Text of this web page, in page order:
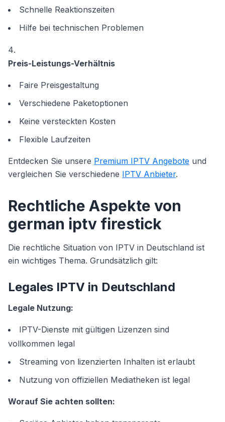
Schnelle Reaktionszeiten
Hilfe bei technischen Problemen
Preis-Leistungs-Verhältnis
Faire Preisgestaltung
Verschiedene Paketoptionen
Keine versteckten Kosten
Flexible Laufzeiten
Entdecken Sie unsere Premium IPTV Angebote und
vergleichen Sie verschiedene IPTV Anbieter.
Rechtliche Aspekte von
german iptv firestick
Die rechtliche Situation von IPTV in Deutschland ist
ein wichtiges Thema. Grundsätzlich gilt:
Legales IPTV in Deutschland
Legale Nutzung:
IPTV-Dienste mit gültigen Lizenzen sind
vollkommen legal
Streaming von lizenzierten Inhalten ist erlaubt
Nutzung von offiziellen Mediatheken ist legal
Worauf Sie achten sollten: